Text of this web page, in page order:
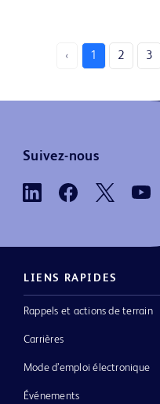
‹ 1 2 3
Suivez-nous
LIENS RAPIDES
Rappels et actions de terrain
Carrières
Mode d’emploi électronique
Événements